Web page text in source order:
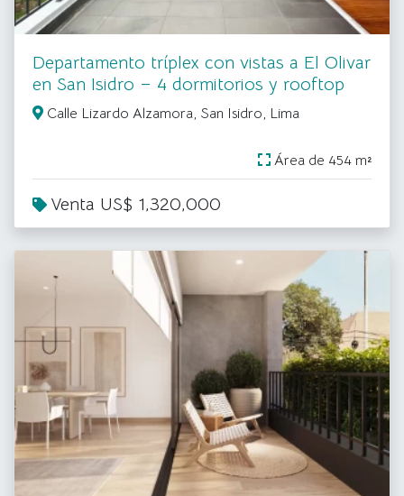
Departamento tríplex con vistas a El Olivar
en San Isidro – 4 dormitorios y rooftop
Calle Lizardo Alzamora, San Isidro, Lima
Área de 454 m²
Venta US$ 1,320,000